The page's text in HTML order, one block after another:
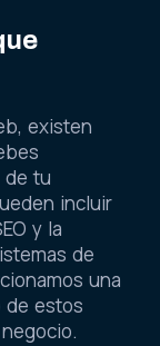
existen
de tu
incluir
y la
de
una
de estos